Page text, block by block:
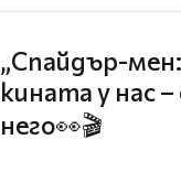
„Спайдър-
кината у нас
него👀🎬